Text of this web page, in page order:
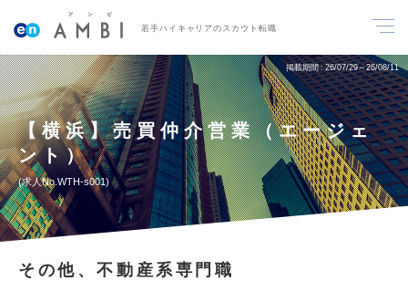
若手ハイキャリアのスカウト転職
掲載期間 26/07/29～26/08/11
【横浜】売買仲介営業（エージェ
ント）
求人No.WTH-s001
その他、不動産系専門職